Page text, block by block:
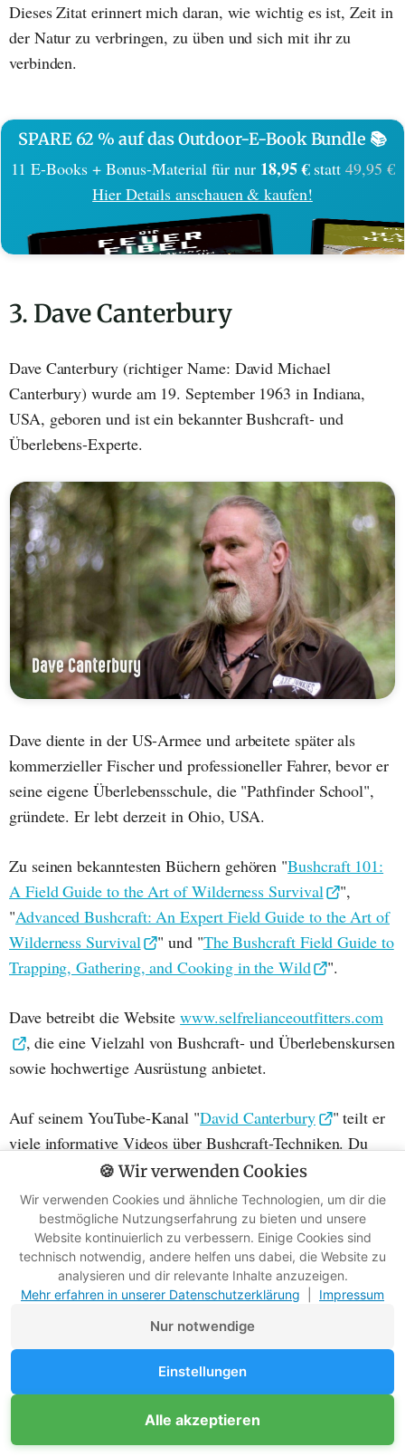
Dieses Zitat erinnert mich daran, wie wichtig es ist, Zeit in
der Natur zu verbringen, zu üben und sich mit ihr zu
verbinden.
SPARE 62 % auf das Outdoor-E-Book Bundle 📚
11 E-Books + Bonus-Material für nur 18,95 €statt 49,95 €
Hier Details anschauen & kaufen!
3. Dave Canterbury
Dave Canterbury (richtiger Name: David Michael
Canterbury) wurde am 19. September 1963 in Indiana,
USA, geboren und ist ein bekannter Bushcraft- und
Überlebens-Experte.
Dave diente in der US-Armee und arbeitete später als
kommerzieller Fischer und professioneller Fahrer, bevor er
seine eigene Überlebensschule, die "Pathfinder School",
gründete. Er lebt derzeit in Ohio, USA.
Zu seinen bekanntesten Büchern gehören "Bushcraft 101:
A Field Guide to the Art of Wilderness Survival
",
"Advanced Bushcraft: An Expert Field Guide to the Art of
Wilderness Survival
" und "The Bushcraft Field Guide to
Trapping, Gathering, and Cooking in the Wild
".
Dave betreibt die Websitewww.selfrelianceoutfitters.com
, die eine Vielzahl von Bushcraft- und Überlebenskursen
sowie hochwertige Ausrüstung anbietet.
Auf seinem YouTube-Kanal "David Canterbury
" teilt er
viele informative Videos über Bushcraft-Techniken. Du
kannst ihm auch aufFacebook ,Twitter und
folgen.
Unterstütze Survival-Kompass
🍪 Wir verwenden Cookies
Wir verwenden Cookies und ähnliche Technologien, um dir die
bestmögliche Nutzungserfahrung zu bieten und unsere
Website kontinuierlich zu verbessern. Einige Cookies sind
technisch notwendig, andere helfen uns dabei, die Website zu
analysieren und dir relevante Inhalte anzuzeigen.
Mehr erfahren in unserer Datenschutzerklärung
Impressum
Nur notwendige
Einstellungen
Alle akzeptieren